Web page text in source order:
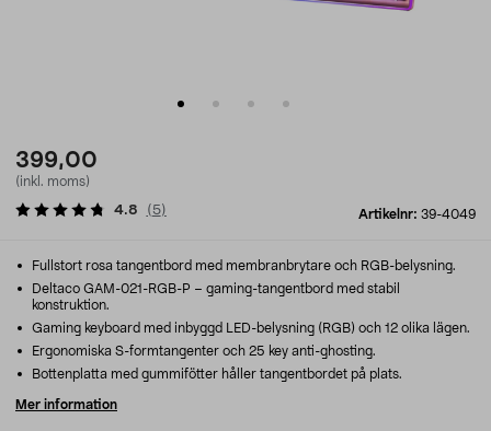
399,00
(inkl. moms)
Artikelnr: 39-4049
4.8 ( 5)
Fullstort rosa tangentbord med membranbrytare och RGB-belysning.
Deltaco GAM-021-RGB-P – gaming-tangentbord med stabil
konstruktion.
Gaming keyboard med inbyggd LED-belysning (RGB) och 12 olika lägen.
Ergonomiska S-formtangenter och 25 key anti-ghosting.
Bottenplatta med gummifötter håller tangentbordet på plats.
Mer information